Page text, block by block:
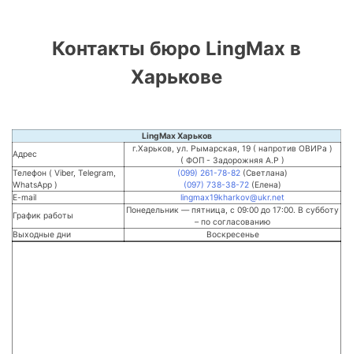
Контакты бюро LingMax в
Харькове
LingMax Харьков
Адрес
г.Харьков, ул. Рымарская, 19 ( напротив ОВИРа )
( ФОП - Задорожняя А.Р )
Телефон ( Viber, Telegram,
WhatsApp )
(099) 261-78-82 (Светлана)
(097) 738-38-72 (Елена)
E-mail
lingmax19kharkov@ukr.net
График работы
Понедельник — пятница, с 09:00 до 17:00. В субботу
– по согласованию
Выходные дни
Воскресенье